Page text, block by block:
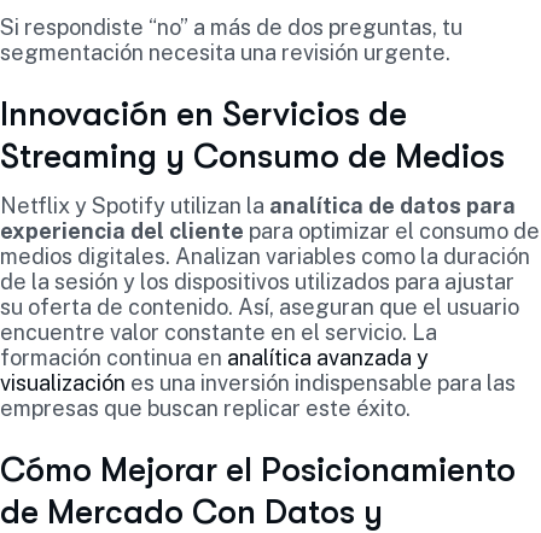
Si respondiste “no” a más de dos preguntas, tu
segmentación necesita una revisión urgente.
Innovación en Servicios de
Streaming y Consumo de Medios
Netflix y Spotify utilizan la analítica de datos para
experiencia del cliente para optimizar el consumo de
medios digitales. Analizan variables como la duración
de la sesión y los dispositivos utilizados para ajustar
su oferta de contenido. Así, aseguran que el usuario
encuentre valor constante en el servicio. La
formación continua en analítica avanzada y
visualización es una inversión indispensable para las
empresas que buscan replicar este éxito.
Cómo Mejorar el Posicionamiento
de Mercado Con Datos y